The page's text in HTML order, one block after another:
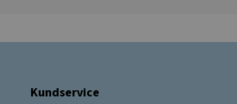
Kundservice